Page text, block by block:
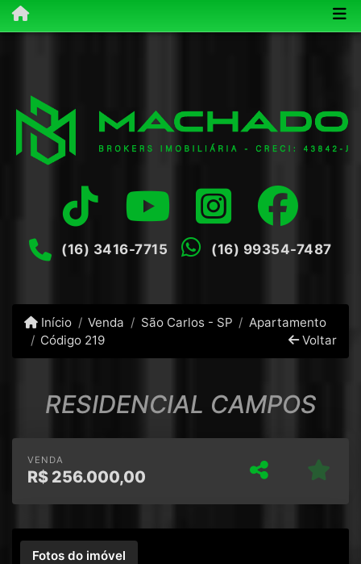
(16) 3416-7715 (16) 99354-7487
Início Venda São Carlos - SP
Apartamento
Código 219
Voltar
RESIDENCIAL CAMPOS
VENDA
R$ 256.000,00
Fotos do imóvel